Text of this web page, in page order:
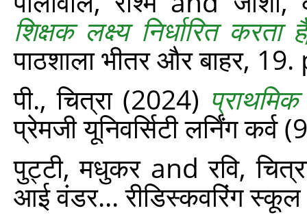
शिक्षक लक्ष्य निर्धारित
पाठशाला भीतर और बाहर,
पी., चित्रा(2024)
प्रेमजी यूनिवर्सिटी लर्निंग
पुट्टी, मधुकरandरवि,
आई वंडर... रीडिस्‍कवरिंग